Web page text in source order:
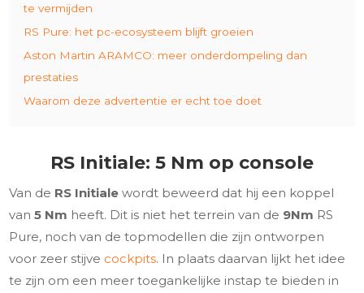
te vermijden
RS Pure: het pc-ecosysteem blijft groeien
Aston Martin ARAMCO: meer onderdompeling dan
prestaties
Waarom deze advertentie er echt toe doet
RS Initiale: 5 Nm op console
Van de RS Initiale wordt beweerd dat hij een koppel
van5 Nm heeft. Dit is niet het terrein van de 9Nm RS
Pure, noch van de topmodellen die zijn ontworpen
voor zeer stijve cockpits. In plaats daarvan lijkt het idee
te zijn om een meer toegankelijke instap te bieden in